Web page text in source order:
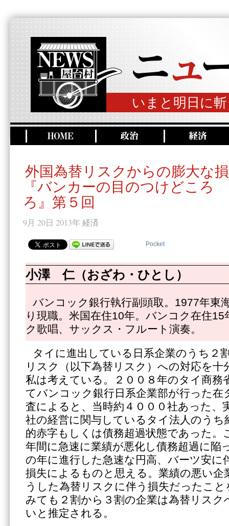
いまと明日に
外国為替リスクからの膨大な
『バンカーの目のつけどころ
ろ』第５回
9月 20日 2013年 経済
Pocket
小澤 仁（おざわ・ひとし）
バンコック銀行執行副頭取。1977年東
り現職。米国在住10年。バンコク在住
ク歌唱、サックス・フルート演奏。
タイに進出している日系企業のうち２
リスク（以下為替リスク）への対応を
私は考えている。２００８年のタイ商務
てバンコック銀行日系企業部が行った在
査によると、当時約４０００社あった、
社の経営に関与しているタイ法人のうち
的赤字もしくは債務超過状態であった。
年間に急速に業績が悪化し債務超過に陥
の年に進行した急速な円高、バーツ安に
損失によるものと思える。業績の悪い企
うした為替リスクに伴う損失だったこ
みても２割から３割の企業は為替リスク
いと推定される。